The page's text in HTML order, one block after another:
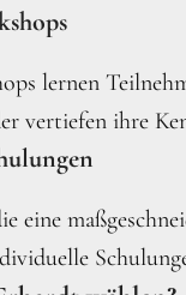
lernen
vertiefen ihre
eine